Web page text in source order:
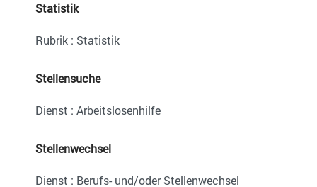
Statistik
Rubrik : Statistik
Stellensuche
Dienst : Arbeitslosenhilfe
Stellenwechsel
Dienst : Berufs- und/oder Stellenwechsel